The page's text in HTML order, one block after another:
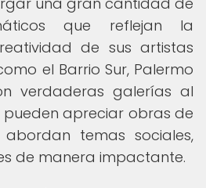
que reflejan la
de sus artistas
el Barrio Sur, Palermo
verdaderas galerías al
apreciar obras de
temas sociales,
de manera impactante.